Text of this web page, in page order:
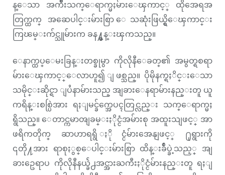
န္ေသာ အက်ိဳးသက္ေရာက္မႈမ်ားေၾကာင့္ ထိုအေရအ
တြက္ထက္ အဆေပါင္းမ်ားစြာ ေသဆုံးဖြယ္ရွိေၾကာင္း
ကြၽမ္းက်င္သူမ်ားက ခန႔္မွန္းၾကသည္။
ေနာက္ထပ္ေမးခြန္းတစ္ခုမွာ ကိုလိုနီေခတ္၏ အမွတ္ရစရာ
မ်ားေၾကာင့္ေလာဟူ၍ ျဖစ္သည္။ ပိုမိုနက္ရႈိင္းေသာ
သမိုင္းဆိုင္ရာ ျပႆနာမ်ားသည္ အျခားေနရာမ်ားနည္းတူ ယူ
ကရိန္းစစ္ပြဲအား ရႈျမင္ခ်က္အေပၚတြင္လည္း သက္ေရာက္မႈ
ရွိသည္။ ေတာင္ကမာၻျခမ္းႏိုင္ငံအမ်ားစု အထူးသျဖင့္ အာ
ဖရိကတိုက္ ဆာဟာရရွိ ႏိုင္ငံမ်ားအေနျဖင့္ ႐ုရွားကို
၎တို႔အား ရာစုႏွစ္ေပါင္းမ်ားစြာ ထိန္းခ်ဳပ္ခဲ့သည့္ အျ
ခားဥေရာပ ကိုလိုနီနယ္ခ်ဲ႕အင္အားႀကီးႏိုင္ငံမ်ားနည္းတူ ရႈျ